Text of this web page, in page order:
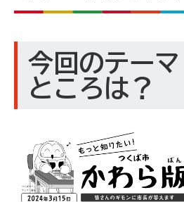
今回のテー
ところは？